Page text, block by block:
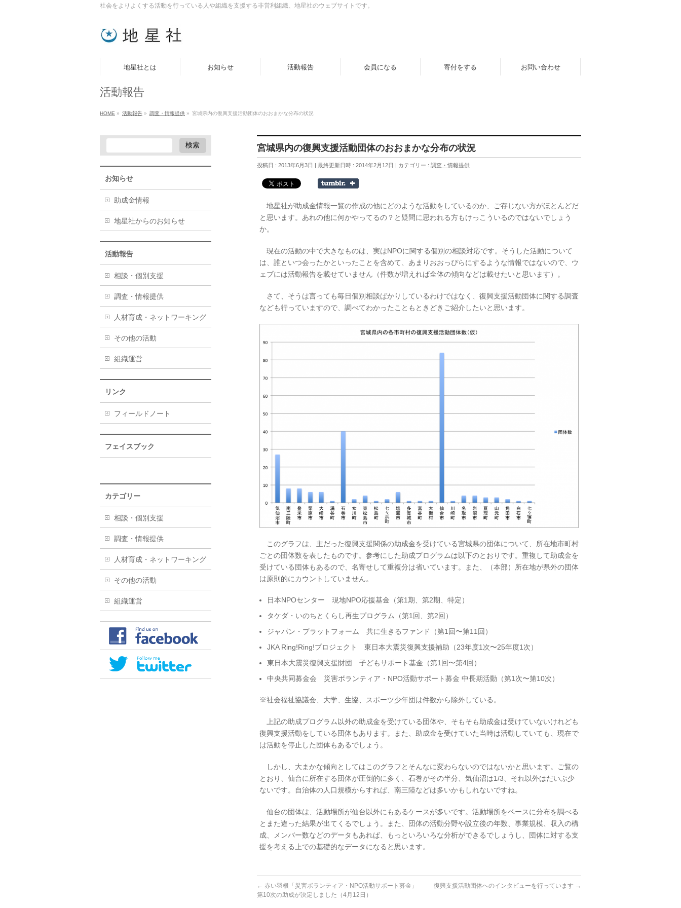
社会をよりよくする活動を行っている人や組織を支援する非営利組織、地星社のウェブサイトです。
地星社とは お知らせ 活動報告 会員になる 寄付をする お問い合わせ
活動報告
HOME » 活動報告 » 調査・情報提供 » 宮城県内の復興支援活動団体のおおまかな分布の状況
宮城県内の復興支援活動団体のおおまかな分布の状況
投稿日 : 2013年6月3日 最終更新日時 : 2014年2月12日 カテゴリー : 調査・情報提供
地星社が助成金情報一覧の作成の他にどのような活動をしているのか、ご存じない方がほとんどだ
と思います。あれの他に何かやってるの？と疑問に思われる方もけっこういるのではないでしょう
か。
現在の活動の中で大きなものは、実はNPOに関する個別の相談対応です。そうした活動について
は、誰といつ会ったかといったことを含めて、あまりおおっぴらにするような情報ではないので、ウ
ェブには活動報告を載せていません（件数が増えれば全体の傾向などは載せたいと思います）。
さて、そうは言っても毎日個別相談ばかりしているわけではなく、復興支援活動団体に関する調査
なども行っていますので、調べてわかったこともときどきご紹介したいと思います。
このグラフは、主だった復興支援関係の助成金を受けている宮城県の団体について、所在地市町村
ごとの団体数を表したものです。参考にした助成プログラムは以下のとおりです。重複して助成金を
受けている団体もあるので、名寄せして重複分は省いています。また、（本部）所在地が県外の団体
は原則的にカウントしていません。
日本NPOセンター 現地NPO応援基金（第1期、第2期、特定）
タケダ・いのちとくらし再生プログラム（第1回、第2回）
ジャパン・プラットフォーム 共に生きるファンド（第1回〜第11回）
JKA Ring!Ring!プロジェクト 東日本大震災復興支援補助（23年度1次〜25年度1次）
東日本大震災復興支援財団 子どもサポート基金（第1回〜第4回）
中央共同募金会 災害ボランティア・NPO活動サポート募金 中長期活動（第1次〜第10次）
※社会福祉協議会、大学、生協、スポーツ少年団は件数から除外している。
上記の助成プログラム以外の助成金を受けている団体や、そもそも助成金は受けていないけれども
復興支援活動をしている団体もあります。また、助成金を受けていた当時は活動していても、現在で
は活動を停止した団体もあるでしょう。
しかし、大まかな傾向としてはこのグラフとそんなに変わらないのではないかと思います。ご覧の
とおり、仙台に所在する団体が圧倒的に多く、石巻がその半分、気仙沼は1/3、それ以外はだいぶ少
ないです。自治体の人口規模からすれば、南三陸などは多いかもしれないですね。
仙台の団体は、活動場所が仙台以外にもあるケースが多いです。活動場所をベースに分布を調べる
とまた違った結果が出てくるでしょう。また、団体の活動分野や設立後の年数、事業規模、収入の構
成、メンバー数などのデータもあれば、もっといろいろな分析ができるでしょうし、団体に対する支
援を考える上での基礎的なデータになると思います。
← 赤い羽根「災害ボランティア・NPO活動サポート募金」
第10次の助成が決定しました（4月12日）
復興支援活動団体へのインタビューを行っています →
お知らせ
助成金情報
地星社からのお知らせ
活動報告
相談・個別支援
調査・情報提供
人材育成・ネットワーキング
その他の活動
組織運営
リンク
フィールドノート
フェイスブック
カテゴリー
相談・個別支援
調査・情報提供
人材育成・ネットワーキング
その他の活動
組織運営